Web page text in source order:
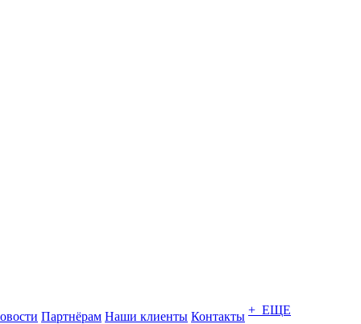
Партнёрам Наши клиенты Контакты + ЕЩЕ